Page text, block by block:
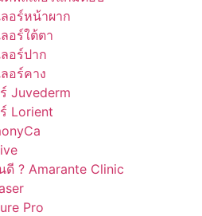
อร์หน้าผาก
อร์ใต้ตา
อร์ปาก
อร์คาง
Juvederm
Lorient
? Amarante Clinic
Pro